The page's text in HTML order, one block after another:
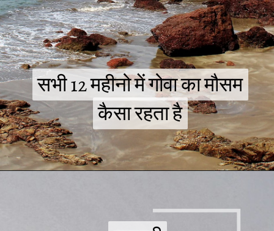
सभी 12 महीनो में गोवा का मौसम
कैसा रहता है
सभी 12 महीनो में गोवा का मौसम
कैसा रहता है